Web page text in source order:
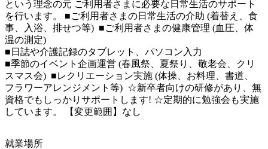
という理念の元 ご利用者さまに必要な日常生活のサポート
を行います。 ■ご利用者さまの日常生活の介助 (着替え、食
事、入浴、排せつ等)  ■ご利用者さまの健康管理 (血圧、体
温の測定)
■日誌や介護記録のタブレット、パソコン入力
■季節のイベント企画運営 (春風祭、夏祭り、敬老会、クリ
スマス会)  ■レクリエーション実施 (体操、お料理、書道、
フラワーアレンジメント等)  ☆新卒者向けの研修があり、無
資格でもしっかりサポートします! ☆定期的に勉強会も実施
しています。 【変更範囲】なし
就業場所